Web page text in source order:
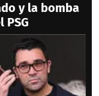
y la bomba